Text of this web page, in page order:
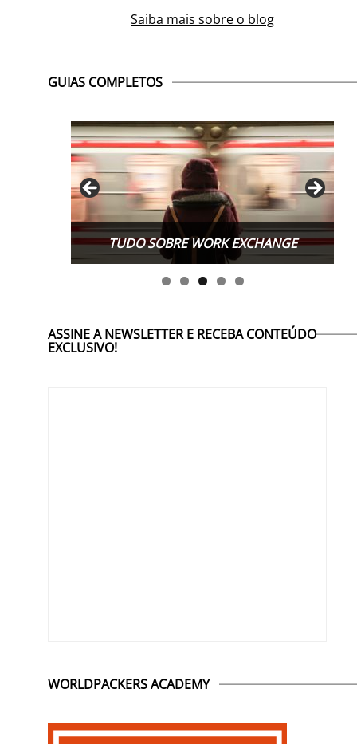
Saiba mais sobre o blog
GUIAS COMPLETOS
TUDO SOBRE WORK EXCHANGE
ASSINE A NEWSLETTER E RECEBA CONTEÚDO
EXCLUSIVO!
WORLDPACKERS ACADEMY